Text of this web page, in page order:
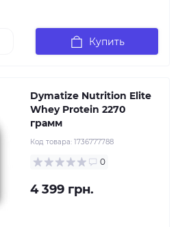
Купить
Dymatize Nutrition Elite
Whey Protein 2270
грамм
Код товара: 1736777788
0
4 399 грн.